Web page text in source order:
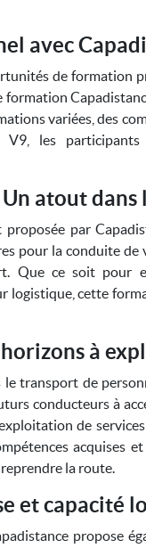
avec
de formation
variées, des
les
atout
par
pour la conduite
Que ce soit pour
logistique, cette
à
transport de
conducteurs à
de
acquises
la route.
et capacité
propose